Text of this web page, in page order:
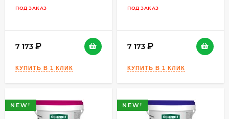
ПОД ЗАКАЗ
7 173
ПОД ЗАКАЗ
7 173
NEW! NEW!